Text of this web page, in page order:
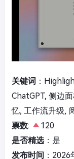
关键词 ：
ChatGPT, 侧边
忆, 工作流升级,
票数:
120
是否精选：是
发布时间 ：